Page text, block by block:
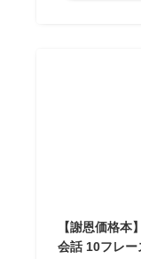
【謝恩価格
会話 10フレ